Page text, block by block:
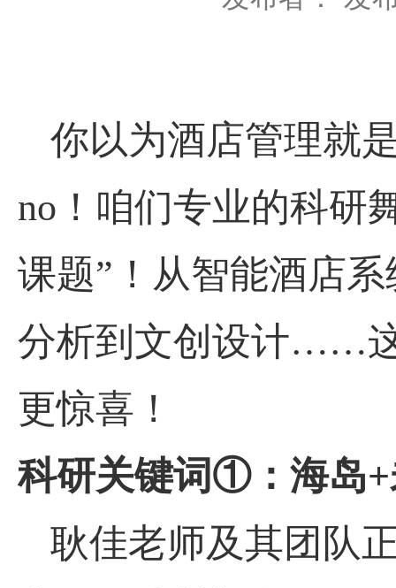
你以为酒店管理就
no ！咱们专业的科研
课题”！从智能酒店
分析到文创设计……
更惊喜！
科研关键词①：海岛+
耿佳老师及其团队